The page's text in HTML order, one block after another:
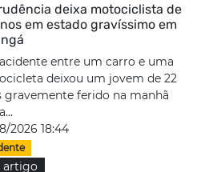
deixa motociclista de
em estado gravíssimo em
entre um carro e uma
deixou um jovem de 22
gravemente ferido na manhã
2026 18:44
artigo